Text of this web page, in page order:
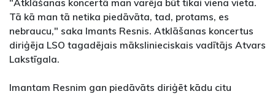
Tā kā man tā netika piedāvāta, tad, protams, es
nebraucu," saka Imants Resnis. Atklāšanas koncertus
diriģēja LSO tagadējais mākslinieciskais vadītājs Atvars
Lakstīgala.
Imantam Resnim gan piedāvāts diriģēt kādu citu